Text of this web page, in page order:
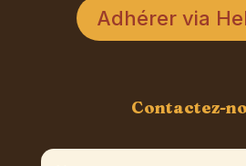
Adhérer via
Contactez-